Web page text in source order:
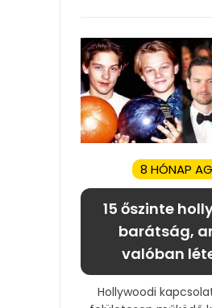
8 HÓNAP
15 őszinte
barátság,
valóban
Hollywoodi